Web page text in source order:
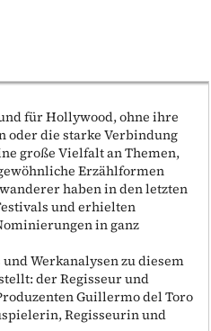
für Hollywood, ohne ihre
oder die starke Verbindung
große Vielfalt an Themen,
Erzählformen
haben in den letzten
und erhielten
in ganz
Werkanalysen zu diesem
der Regisseur und
Guillermo del Toro
Regisseurin und